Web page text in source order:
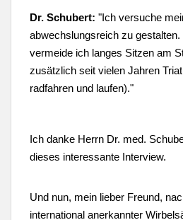
Dr. Schubert: "Ich versuche
abwechslungsreich zu
vermeide ich langes Sitzen am
zusätzlich seit vielen Jahren
radfahren und laufen)."
Ich danke Herrn Dr. med.
dieses interessante Interview.
Und nun, mein lieber Freund,
international anerkannter